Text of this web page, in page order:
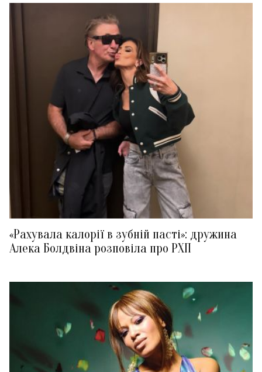
«Рахувала калорії в зубній пасті»: дружина
Алека Болдвіна розповіла про РХП